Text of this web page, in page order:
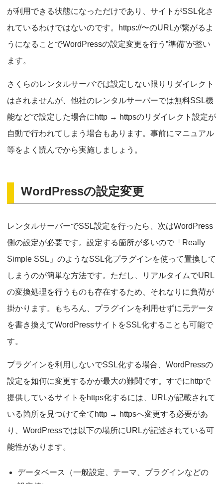
が利用できる状態になっただけであり、サイトがSSL化さ
れているわけではないのです。https://〜のURLが繋がるよ
うになることでWordPressの設定変更を行う”準備”が整い
ます。
さくらのレンタルサーバでは設定しない限りリダイレクト
はされませんが、他社のレンタルサーバーでは無料SSL機
能などで設定した場合にhttp → httpsのリダイレクト設定が
自動で行われてしまう場合もあります。事前にマニュアル
等をよく読んでから実施しましょう。
WordPressの設定変更
レンタルサーバーでSSL設定を行ったら、次はWordPress
側の設定が必要です。設定する箇所が多いので「Really
Simple SSL」のようなSSL化プラグインを使って置換して
しまうのが簡単な方法です。ただし、リアルタイムでURL
の変換処理を行うものも存在するため、それなりに負荷が
掛かります。もちろん、プラグインを利用せずに元データ
を書き換えてWordPressサイトをSSL化することも可能で
す。
プラグインを利用しないでSSL化する場合、WordPressの
設定を如何に変更するかが最大の難関です。すでにhttpで
提供しているサイトをhttps化するには、URLが記載されて
いる箇所を見つけて全てhttp → httpsへ変更する必要があ
り、WordPressでは以下の場所にURLが記述されている可
能性があります。
データベース（一般設定、テーマ、プラグインなどの